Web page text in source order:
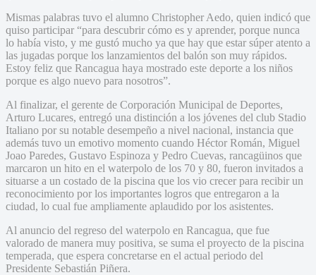
Mismas palabras tuvo el alumno Christopher Aedo, quien indicó que
quiso participar “para descubrir cómo es y aprender, porque nunca
lo había visto, y me gustó mucho ya que hay que estar súper atento a
las jugadas porque los lanzamientos del balón son muy rápidos.
Estoy feliz que Rancagua haya mostrado este deporte a los niños
porque es algo nuevo para nosotros”.
Al finalizar, el gerente de Corporación Municipal de Deportes,
Arturo Lucares, entregó una distinción a los jóvenes del club Stadio
Italiano por su notable desempeño a nivel nacional, instancia que
además tuvo un emotivo momento cuando Héctor Román, Miguel
Joao Paredes, Gustavo Espinoza y Pedro Cuevas, rancagüinos que
marcaron un hito en el waterpolo de los 70 y 80, fueron invitados a
situarse a un costado de la piscina que los vio crecer para recibir un
reconocimiento por los importantes logros que entregaron a la
ciudad, lo cual fue ampliamente aplaudido por los asistentes.
Al anuncio del regreso del waterpolo en Rancagua, que fue
valorado de manera muy positiva, se suma el proyecto de la piscina
temperada, que espera concretarse en el actual periodo del
Presidente Sebastián Piñera.